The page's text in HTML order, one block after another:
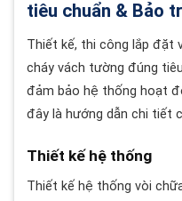
tiêu chuẩn & Bảo
Thiết kế, thi công lắp đặt
cháy vách tường đúng
đảm bảo hệ thống hoạt
đây là hướng dẫn chi tiết
Thiết kế hệ thống
Thiết kế hệ thống vòi